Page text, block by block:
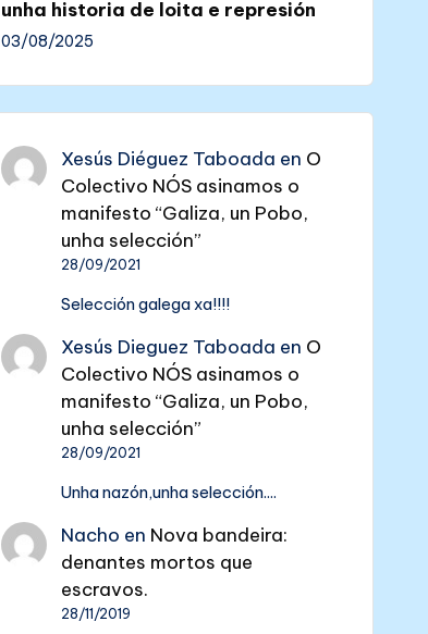
unha historia de loita e represión
03/08/2025
Xesús Diéguez Taboada en O
Colectivo NÓS asinamos o
manifesto “Galiza, un Pobo,
unha selección”
28/09/2021
Selección galega xa!!!!
Xesús Dieguez Taboada en O
Colectivo NÓS asinamos o
manifesto “Galiza, un Pobo,
unha selección”
28/09/2021
Unha nazón,unha selección....
Nacho en Nova bandeira:
denantes mortos que
escravos.
28/11/2019